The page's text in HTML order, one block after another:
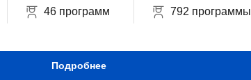
46 программ
792 программы
Подробнее